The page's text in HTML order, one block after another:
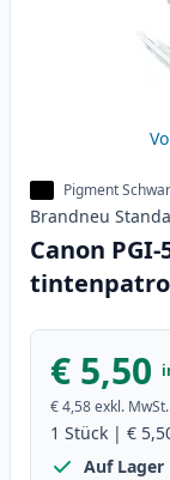
Pigment
Brandneu
Canon
€ 5,50
€ 4,58exkl. MwSt.
1 Stück | €
Auf Lager